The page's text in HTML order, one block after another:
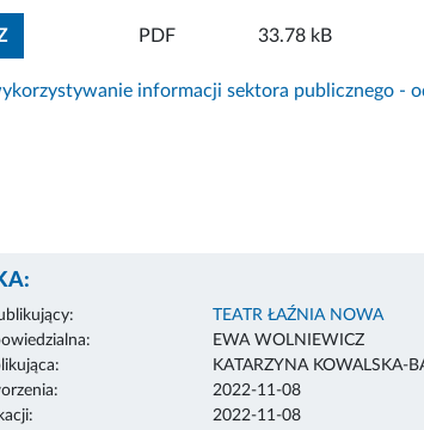
ZOBACZ ZAŁĄCZNIK
PDF 33.78 kB
informacji sektora publicznego -
TEATR ŁAŹNIA NOWA
EWA WOLNIEWICZ
KATARZYNA KOWALSKA-
2022-11-08
2022-11-08